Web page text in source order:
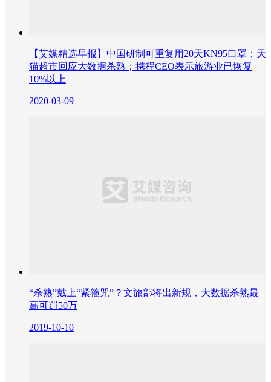
【艾媒精选早报】中国研制可重复用20天KN95口罩；天
猫超市回应大数据杀熟；携程CEO表示旅游业已恢复
10%以上
2020-03-09
“杀熟”戴上“紧箍咒”？文旅部将出新规，大数据杀熟最
高可罚50万
2019-10-10